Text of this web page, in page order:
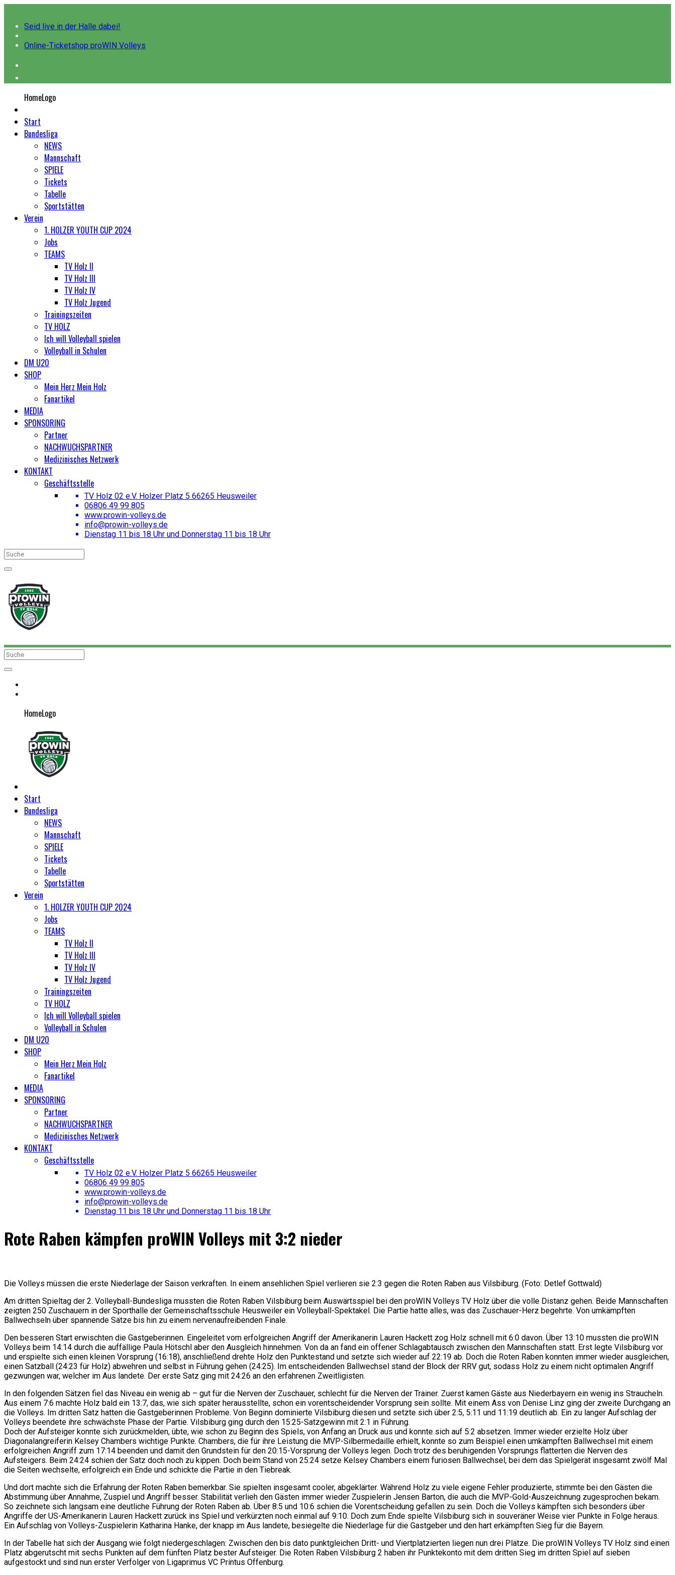
Seid live in der Halle dabei!
Online-Ticketshop proWIN Volleys
HomeLogo
Start
Bundesliga
NEWS
Mannschaft
SPIELE
Tickets
Tabelle
Sportstätten
Verein
1. HOLZER YOUTH CUP 2024
Jobs
TEAMS
TV Holz II
TV Holz III
TV Holz IV
TV Holz Jugend
Trainingszeiten
TV HOLZ
Ich will Volleyball spielen
Volleyball in Schulen
DM U20
SHOP
Mein Herz Mein Holz
Fanartikel
MEDIA
SPONSORING
Partner
NACHWUCHSPARTNER
Medizinisches Netzwerk
KONTAKT
Geschäftsstelle
TV Holz 02 e.V. Holzer Platz 5 66265 Heusweiler
06806 49 99 805
www.prowin-volleys.de
info@prowin-volleys.de
Dienstag 11 bis 18 Uhr und Donnerstag 11 bis 18 Uhr
HomeLogo
Start
Bundesliga
NEWS
Mannschaft
SPIELE
Tickets
Tabelle
Sportstätten
Verein
1. HOLZER YOUTH CUP 2024
Jobs
TEAMS
TV Holz II
TV Holz III
TV Holz IV
TV Holz Jugend
Trainingszeiten
TV HOLZ
Ich will Volleyball spielen
Volleyball in Schulen
DM U20
SHOP
Mein Herz Mein Holz
Fanartikel
MEDIA
SPONSORING
Partner
NACHWUCHSPARTNER
Medizinisches Netzwerk
KONTAKT
Geschäftsstelle
TV Holz 02 e.V. Holzer Platz 5 66265 Heusweiler
06806 49 99 805
www.prowin-volleys.de
info@prowin-volleys.de
Dienstag 11 bis 18 Uhr und Donnerstag 11 bis 18 Uhr
Rote Raben kämpfen proWIN Volleys mit 3:2 nieder
Die Volleys müssen die erste Niederlage der Saison verkraften. In einem ansehlichen Spiel verlieren sie 2:3 gegen die Roten Raben aus Vilsbiburg. (Foto: Detlef Gottwald)
Am dritten Spieltag der 2. Volleyball-Bundesliga mussten die Roten Raben Vilsbiburg beim Auswärtsspiel bei den proWIN Volleys TV Holz über die volle Distanz gehen. Beide Mannschaften
zeigten 250 Zuschauern in der Sporthalle der Gemeinschaftsschule Heusweiler ein Volleyball-Spektakel. Die Partie hatte alles, was das Zuschauer-Herz begehrte. Von umkämpften
Ballwechseln über spannende Sätze bis hin zu einem nervenaufreibenden Finale.
Den besseren Start erwischten die Gastgeberinnen. Eingeleitet vom erfolgreichen Angriff der Amerikanerin Lauren Hackett zog Holz schnell mit 6:0 davon. Über 13:10 mussten die proWIN
Volleys beim 14:14 durch die auffällige Paula Hötschl aber den Ausgleich hinnehmen. Von da an fand ein offener Schlagabtausch zwischen den Mannschaften statt. Erst legte Vilsbiburg vor
und erspielte sich einen kleinen Vorsprung (16:18), anschließend drehte Holz den Punktestand und setzte sich wieder auf 22:19 ab. Doch die Roten Raben konnten immer wieder ausgleichen,
einen Satzball (24:23 für Holz) abwehren und selbst in Führung gehen (24:25). Im entscheidenden Ballwechsel stand der Block der RRV gut, sodass Holz zu einem nicht optimalen Angriff
gezwungen war, welcher im Aus landete. Der erste Satz ging mit 24:26 an den erfahrenen Zweitligisten.
In den folgenden Sätzen fiel das Niveau ein wenig ab – gut für die Nerven der Zuschauer, schlecht für die Nerven der Trainer. Zuerst kamen Gäste aus Niederbayern ein wenig ins Straucheln.
Aus einem 7:6 machte Holz bald ein 13:7, das, wie sich später herausstellte, schon ein vorentscheidender Vorsprung sein sollte. Mit einem Ass von Denise Linz ging der zweite Durchgang an
die Volleys. Im dritten Satz hatten die Gastgeberinnen Probleme. Von Beginn dominierte Vilsbiburg diesen und setzte sich über 2:5, 5:11 und 11:19 deutlich ab. Ein zu langer Aufschlag der
Volleys beendete ihre schwächste Phase der Partie. Vilsbiburg ging durch den 15:25-Satzgewinn mit 2:1 in Führung.
Doch der Aufsteiger konnte sich zurückmelden, übte, wie schon zu Beginn des Spiels, von Anfang an Druck aus und konnte sich auf 5:2 absetzen. Immer wieder erzielte Holz über
Diagonalangreiferin Kelsey Chambers wichtige Punkte. Chambers, die für ihre Leistung die MVP-Silbermedaille erhielt, konnte so zum Beispiel einen umkämpften Ballwechsel mit einem
erfolgreichen Angriff zum 17:14 beenden und damit den Grundstein für den 20:15-Vorsprung der Volleys legen. Doch trotz des beruhigenden Vorsprungs flatterten die Nerven des
Aufsteigers. Beim 24:24 schien der Satz doch noch zu kippen. Doch beim Stand von 25:24 setze Kelsey Chambers einem furiosen Ballwechsel, bei dem das Spielgerät insgesamt zwölf Mal
die Seiten wechselte, erfolgreich ein Ende und schickte die Partie in den Tiebreak.
Und dort machte sich die Erfahrung der Roten Raben bemerkbar. Sie spielten insgesamt cooler, abgeklärter. Während Holz zu viele eigene Fehler produzierte, stimmte bei den Gästen die
Abstimmung über Annahme, Zuspiel und Angriff besser. Stabilität verlieh den Gästen immer wieder Zuspielerin Jensen Barton, die auch die MVP-Gold-Auszeichnung zugesprochen bekam.
So zeichnete sich langsam eine deutliche Führung der Roten Raben ab. Über 8:5 und 10:6 schien die Vorentscheidung gefallen zu sein. Doch die Volleys kämpften sich besonders über
Angriffe der US-Amerikanerin Lauren Hackett zurück ins Spiel und verkürzten noch einmal auf 9:10. Doch zum Ende spielte Vilsbiburg sich in souveräner Weise vier Punkte in Folge heraus.
Ein Aufschlag von Volleys-Zuspielerin Katharina Hanke, der knapp im Aus landete, besiegelte die Niederlage für die Gastgeber und den hart erkämpften Sieg für die Bayern.
In der Tabelle hat sich der Ausgang wie folgt niedergeschlagen: Zwischen den bis dato punktgleichen Dritt- und Viertplatzierten liegen nun drei Plätze. Die proWIN Volleys TV Holz sind einen
Platz abgerutscht mit sechs Punkten auf dem fünften Platz bester Aufsteiger. Die Roten Raben Vilsbiburg 2 haben ihr Punktekonto mit dem dritten Sieg im dritten Spiel auf sieben
aufgestockt und sind nun erster Verfolger von Ligaprimus VC Printus Offenburg.